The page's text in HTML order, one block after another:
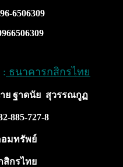
6506309
: ธนาคารกสิกรไทย
ฐาดนัย สุวรรณกูฏ
885-727-8
มทรัพย์
กรไทย